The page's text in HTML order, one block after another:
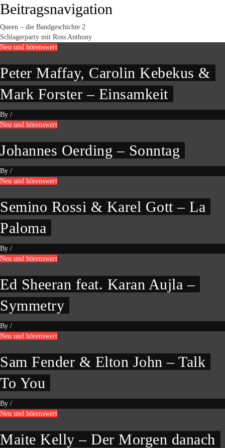
Beitragsnavigation
Queen – die Bandgeschichte 2
Schlagerparty mit Ross Anthony
Neu und hörenswert
Peter Maffay, Carolin Kebekus &
Mark Forster – Einsamkeit
By /
Neu und hörenswert
Johannes Oerding – Sonntag
By /
Neu und hörenswert
Semino Rossi & Karel Gott – La
Paloma
By /
Neu und hörenswert
Ed Sheeran feat. Karan Aujla –
Symmetry
By /
Neu und hörenswert
Sam Fender & Elton John – Talk
To You
By /
Neu und hörenswert
Maite Kelly – Der Morgen danach